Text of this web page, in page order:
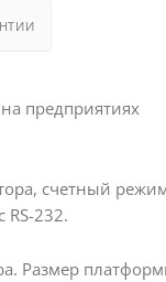
предприятиях
счетный
RS-232.
Размер